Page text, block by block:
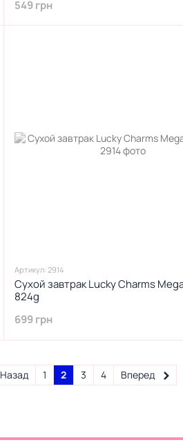
549 грн
Артикул: 2914
Сухой завтрак Lucky Charms
824g
699 грн
Назад 1 2 3 4 Вперед